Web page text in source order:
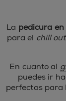
La pedicura
para el chill out
En cuanto al
puedes ir
perfectas para